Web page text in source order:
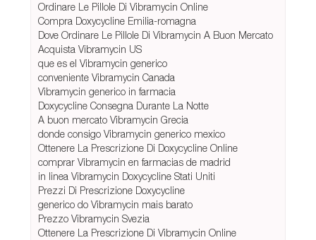
Ordinare Le Pillole Di Vibramycin Online
Compra Doxycycline Emilia-romagna
Dove Ordinare Le Pillole Di Vibramycin A Buon Mercato
Acquista Vibramycin US
que es el Vibramycin generico
conveniente Vibramycin Canada
Vibramycin generico in farmacia
Doxycycline Consegna Durante La Notte
A buon mercato Vibramycin Grecia
donde consigo Vibramycin generico mexico
Ottenere La Prescrizione Di Doxycycline Online
comprar Vibramycin en farmacias de madrid
in linea Vibramycin Doxycycline Stati Uniti
Prezzi Di Prescrizione Doxycycline
generico do Vibramycin mais barato
Prezzo Vibramycin Svezia
Ottenere La Prescrizione Di Vibramycin Online